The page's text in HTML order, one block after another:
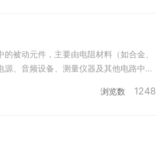
被动元件，主要由电阻材料（如合金、
、音频设备、测量仪器及其他电路中。
1.
浏览数 1248